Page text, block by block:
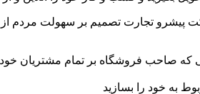
پیشرو تجارت تصمیم بر سهولت مردم
که صاحب فروشگاه بر تمام مشتریان
به خود را بسازید